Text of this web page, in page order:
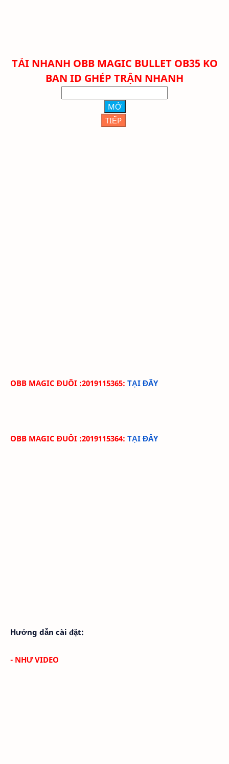
TẢI NHANH OBB MAGIC BULLET OB35 KO
BAN ID GHÉP TRẬN NHANH
MỞ
TIẾP
OBB MAGIC ĐUÔI :2019115365: TẠI ĐÂY
OBB MAGIC ĐUÔI :2019115364: TẠI ĐÂY
Hướng dẫn cài đặt:
- NHƯ VIDEO